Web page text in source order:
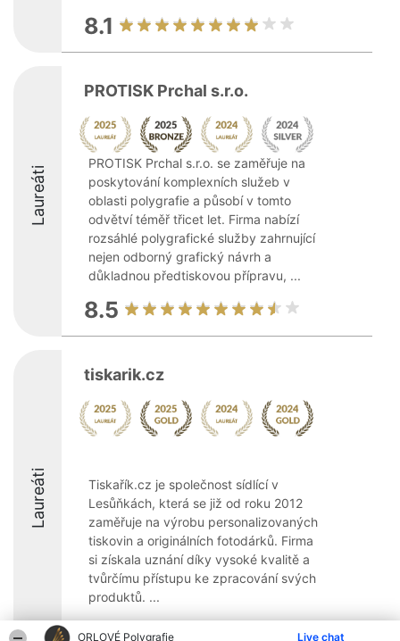
ORLOVÉ Polygrafie Live chat
8.1
Laureáti
PROTISK Prchal s.r.o.
PROTISK Prchal s.r.o. se zaměřuje na
poskytování komplexních služeb v
oblasti polygrafie a působí v tomto
odvětví téměř třicet let. Firma nabízí
rozsáhlé polygrafické služby zahrnující
nejen odborný grafický návrh a
důkladnou předtiskovou přípravu, ...
8.5
Laureáti
tiskarik.cz
Tiskařík.cz je společnost sídlící v
Lesůňkách, která se již od roku 2012
zaměřuje na výrobu personalizovaných
tiskovin a originálních fotodárků. Firma
si získala uznání díky vysoké kvalitě a
tvůrčímu přístupu ke zpracování svých
produktů. ...
9.8